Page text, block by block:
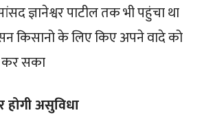
ज्ञानेश्वर पाटील तक भी पहुंचा था
किसानो के लिए किए अपने वादे को
कर सका
होगी असुविधा